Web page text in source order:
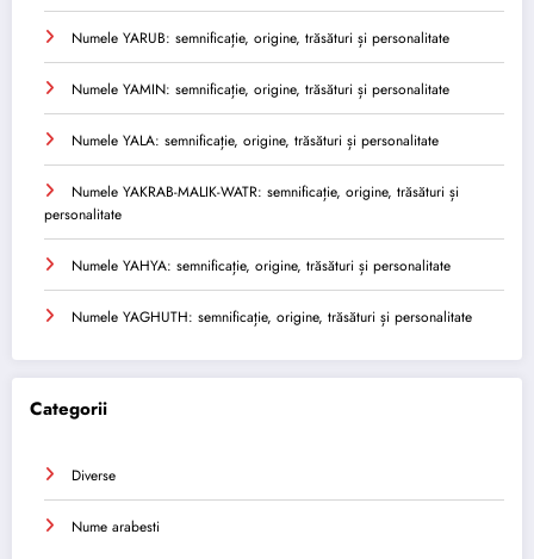
Numele YARUB: semnificație, origine, trăsături și personalitate
Numele YAMIN: semnificație, origine, trăsături și personalitate
Numele YALA: semnificație, origine, trăsături și personalitate
Numele YAKRAB-MALIK-WATR: semnificație, origine, trăsături și
personalitate
Numele YAHYA: semnificație, origine, trăsături și personalitate
Numele YAGHUTH: semnificație, origine, trăsături și personalitate
Categorii
Diverse
Nume arabesti